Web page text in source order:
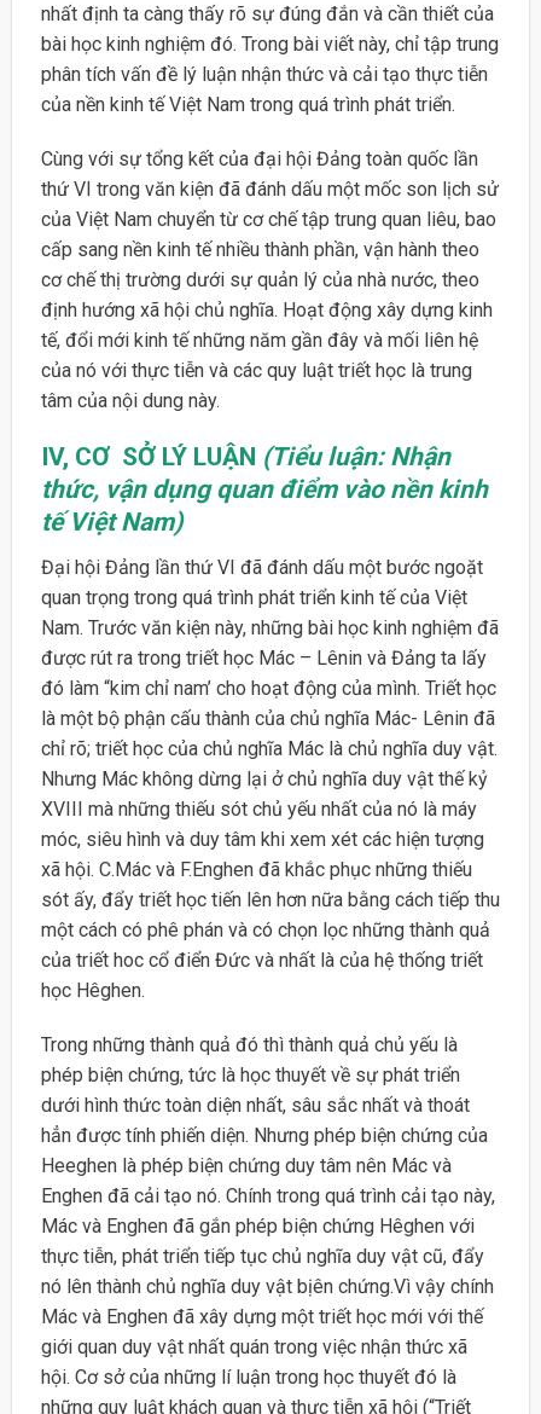
nhất định ta càng thấy rõ sự đúng đắn và cần thiết của
bài học kinh nghiệm đó. Trong bài viết này, chỉ tập trung
phân tích vấn đề lý luận nhận thức và cải tạo thực tiễn
của nền kinh tế Việt Nam trong quá trình phát triển.
Cùng với sự tổng kết của đại hội Đảng toàn quốc lần
thứ VI trong văn kiện đã đánh dấu một mốc son lịch sử
của Việt Nam chuyển từ cơ chế tập trung quan liêu, bao
cấp sang nền kinh tế nhiều thành phần, vận hành theo
cơ chế thị trường dưới sự quản lý của nhà nước, theo
định hướng xã hội chủ nghĩa. Hoạt động xây dựng kinh
tế, đổi mới kinh tế những năm gần đây và mối liên hệ
của nó với thực tiễn và các quy luật triết học là trung
tâm của nội dung này.
IV, CƠ SỞ LÝ LUẬN (Tiểu luận: Nhận
thức, vận dụng quan điểm vào nền kinh
tế Việt Nam)
Đại hội Đảng lần thứ VI đã đánh dấu một bước ngoặt
quan trọng trong quá trình phát triển kinh tế của Việt
Nam. Trước văn kiện này, những bài học kinh nghiệm đã
được rút ra trong triết học Mác – Lênin và Đảng ta lấy
đó làm “kim chỉ nam’ cho hoạt động của mình. Triết học
là một bộ phận cấu thành của chủ nghĩa Mác- Lênin đã
chỉ rõ; triết học của chủ nghĩa Mác là chủ nghĩa duy vật.
Nhưng Mác không dừng lại ở chủ nghĩa duy vật thế kỷ
XVIII mà những thiếu sót chủ yếu nhất của nó là máy
móc, siêu hình và duy tâm khi xem xét các hiện tượng
xã hội. C.Mác và F.Enghen đã khắc phục những thiếu
sót ấy, đẩy triết học tiến lên hơn nữa bằng cách tiếp thu
một cách có phê phán và có chọn lọc những thành quả
của triết hoc cổ điển Đức và nhất là của hệ thống triết
học Hêghen.
Trong những thành quả đó thì thành quả chủ yếu là
phép biện chứng, tức là học thuyết về sự phát triển
dưới hình thức toàn diện nhất, sâu sắc nhất và thoát
hẳn được tính phiến diện. Nhưng phép biện chứng của
Heeghen là phép biện chứng duy tâm nên Mác và
Enghen đã cải tạo nó. Chính trong quá trình cải tạo này,
Mác và Enghen đã gắn phép biện chứng Hêghen với
thực tiễn, phát triển tiếp tục chủ nghĩa duy vật cũ, đẩy
nó lên thành chủ nghĩa duy vật bịên chứng.Vì vậy chính
Mác và Enghen đã xây dựng một triết học mới với thế
giới quan duy vật nhất quán trong việc nhận thức xã
hội. Cơ sở của những lí luận trong học thuyết đó là
những quy luật khách quan và thực tiễn xã hội (“Triết